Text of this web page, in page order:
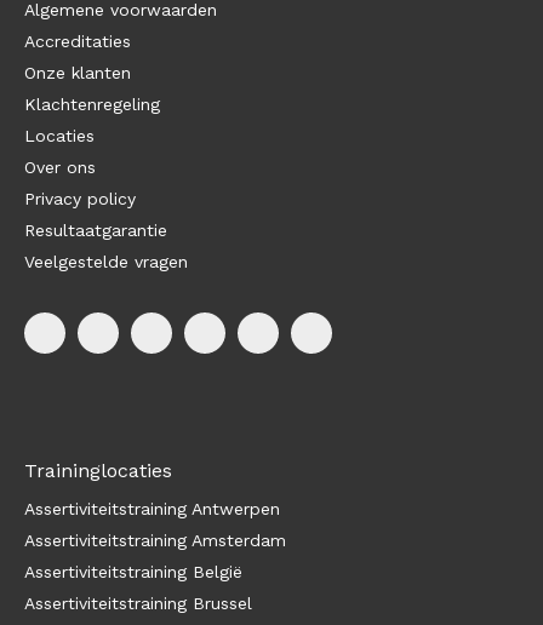
Algemene voorwaarden
Accreditaties
Onze klanten
Klachtenregeling
Locaties
Over ons
Privacy policy
Resultaatgarantie
Veelgestelde vragen
Traininglocaties
Assertiviteitstraining Antwerpen
Assertiviteitstraining Amsterdam
Assertiviteitstraining België
Assertiviteitstraining Brussel